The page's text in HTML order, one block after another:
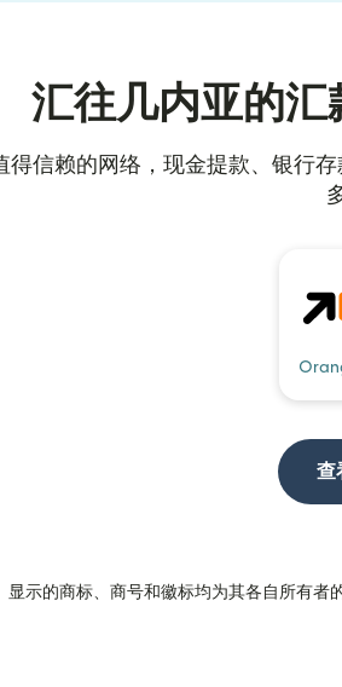
汇往几内亚的汇
得信赖的网络，现金提款、银行
查
显示的商标、商号和徽标均为其各自所有者